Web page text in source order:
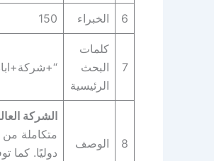
6 الخبراء 150
7
كلمات
البحث
الرئيسية
8 الوصف
الشركة
متكاملة من
دوليًا. كما